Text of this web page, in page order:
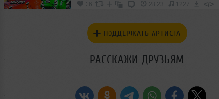
36 28:23 1227 </>
ПОДДЕРЖАТЬ АРТИСТА
РАССКАЖИ ДРУЗЬЯМ